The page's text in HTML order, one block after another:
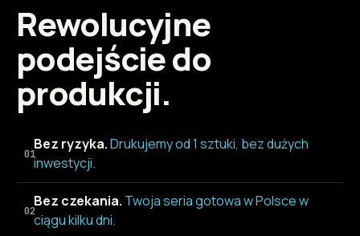
Rewolucyjne
podejście do
produkcji.
01
Bez ryzyka. Drukujemy od 1 sztuki, bez dużych
inwestycji.
02
Bez czekania. Twoja seria gotowa w Polsce w
ciągu kilku dni.